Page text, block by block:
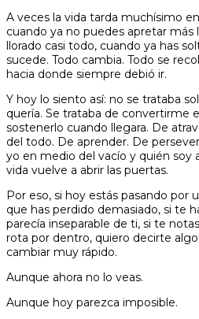
A veces la vida tarda muchísimo
cuando ya no puedes apretar más
llorado casi todo, cuando ya has
sucede. Todo cambia. Todo se
hacia donde siempre debió ir.
Y hoy lo siento así: no se trataba
quería. Se trataba de convertirme
sostenerlo cuando llegara. De
del todo. De aprender. De
yo en medio del vacío y quién soy
vida vuelve a abrir las puertas.
Por eso, si hoy estás pasando por
que has perdido demasiado, si te
parecía inseparable de ti, si te
rota por dentro, quiero decirte
cambiar muy rápido.
Aunque ahora no lo veas.
Aunque hoy parezca imposible.